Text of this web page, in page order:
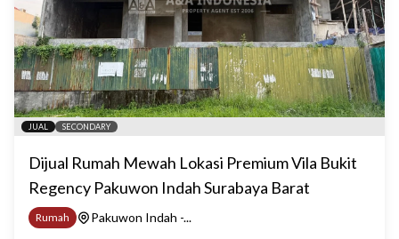
JUAL SECONDARY
Dijual Rumah Mewah Lokasi Premium Vila Bukit
Regency Pakuwon Indah Surabaya Barat
Rumah
Pakuwon Indah -...